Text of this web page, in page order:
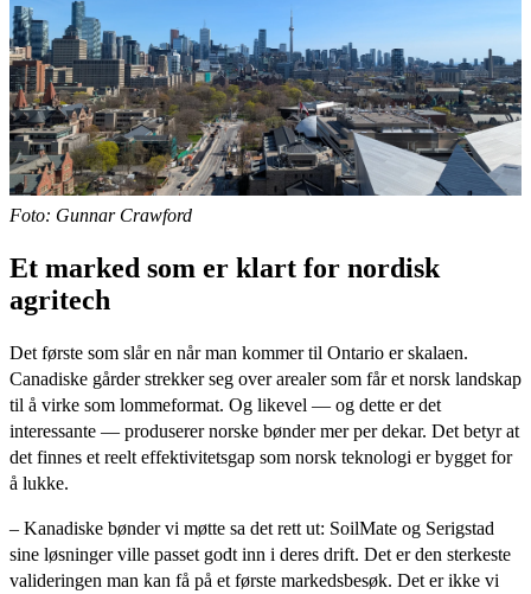
Foto: Gunnar Crawford
Et marked som er klart for nordisk
agritech
Det første som slår en når man kommer til Ontario er skalaen.
Canadiske gårder strekker seg over arealer som får et norsk landskap
til å virke som lommeformat. Og likevel — og dette er det
interessante — produserer norske bønder mer per dekar. Det betyr at
det finnes et reelt effektivitetsgap som norsk teknologi er bygget for
å lukke.
– Kanadiske bønder vi møtte sa det rett ut: SoilMate og Serigstad
sine løsninger ville passet godt inn i deres drift. Det er den sterkeste
valideringen man kan få på et første markedsbesøk. Det er ikke vi